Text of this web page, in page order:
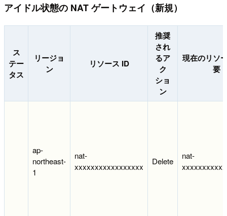
アイドル状態の NAT ゲートウェイ（新規）
ス
テー
タス
リージョ
ン
リソース ID
推奨
され
るア
ク
ショ
ン
現在のリソ
要
ap-
northeast-
1
nat-
xxxxxxxxxxxxxxxxx
Delete
nat-